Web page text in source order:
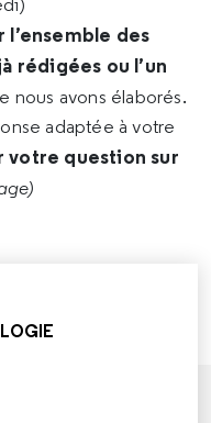
des
rédigées ou l’un
nous avons élaborés.
adaptée à votre
votre question sur